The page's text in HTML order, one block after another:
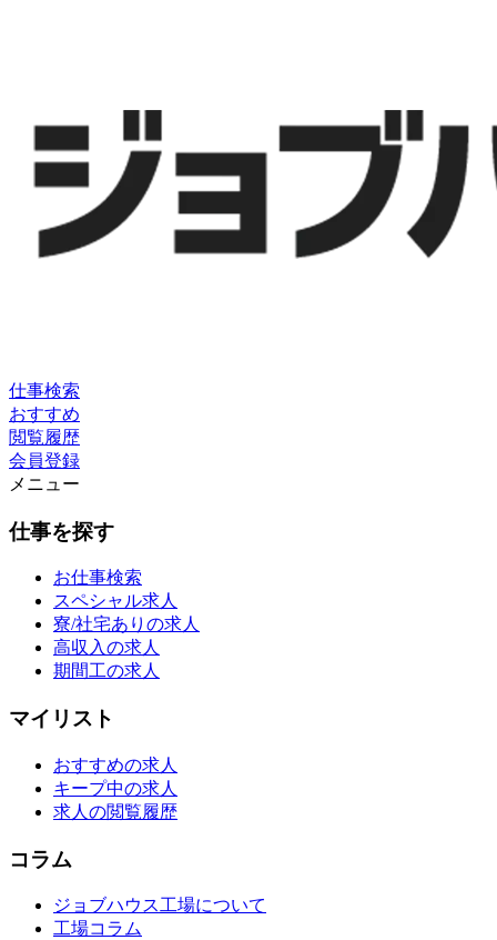
仕事検索
おすすめ
閲覧履歴
会員登録
メニュー
仕事を探す
お仕事検索
スペシャル求人
寮/社宅ありの求人
高収入の求人
期間工の求人
マイリスト
おすすめの求人
キープ中の求人
求人の閲覧履歴
コラム
ジョブハウス工場について
工場コラム